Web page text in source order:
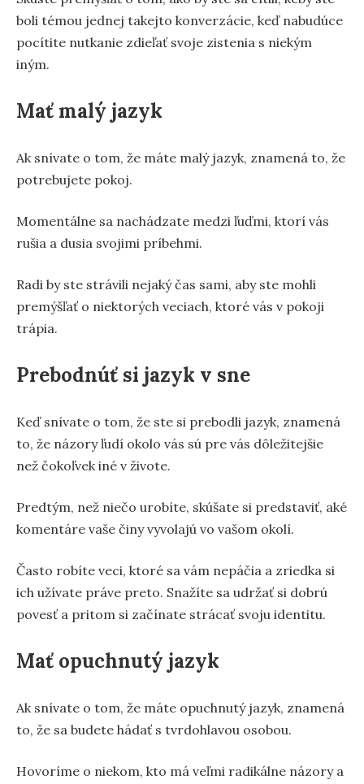
boli témou jednej takejto konverzácie, keď nabudúce
pocítite nutkanie zdieľať svoje zistenia s niekým
iným.
Mať malý jazyk
Ak snívate o tom, že máte malý jazyk, znamená to, že
potrebujete pokoj.
Momentálne sa nachádzate medzi ľuďmi, ktorí vás
rušia a dusia svojimi príbehmi.
Radi by ste strávili nejaký čas sami, aby ste mohli
premýšľať o niektorých veciach, ktoré vás v pokoji
trápia.
Prebodnúť si jazyk v sne
Keď snívate o tom, že ste si prebodli jazyk, znamená
to, že názory ľudí okolo vás sú pre vás dôležitejšie
než čokoľvek iné v živote.
Predtým, než niečo urobíte, skúšate si predstaviť, aké
komentáre vaše činy vyvolajú vo vašom okolí.
Často robíte veci, ktoré sa vám nepáčia a zriedka si
ich užívate práve preto. Snažíte sa udržať si dobrú
povesť a pritom si začínate strácať svoju identitu.
Mať opuchnutý jazyk
Ak snívate o tom, že máte opuchnutý jazyk, znamená
to, že sa budete hádať s tvrdohlavou osobou.
Hovoríme o niekom, kto má veľmi radikálne názory a